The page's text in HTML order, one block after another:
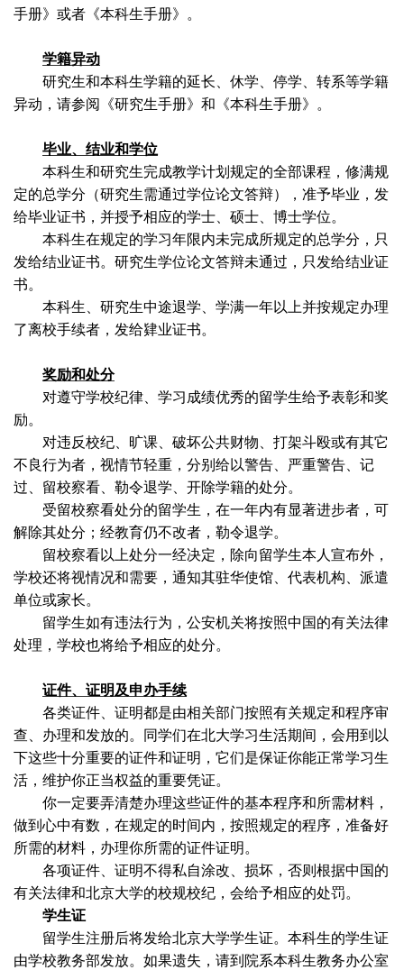
手册》或者《本科生手册》。
学籍异动
研究生和本科生学籍的延长、休学、停学、转系等学籍
异动，请参阅《研究生手册》和《本科生手册》。
毕业、结业和学位
本科生和研究生完成教学计划规定的全部课程，修满规
定的总学分（研究生需通过学位论文答辩），准予毕业，发
给毕业证书，并授予相应的学士、硕士、博士学位。
本科生在规定的学习年限内未完成所规定的总学分，只
发给结业证书。研究生学位论文答辩未通过，只发给结业证
书。
本科生、研究生中途退学、学满一年以上并按规定办理
了离校手续者，发给肄业证书。
奖励和处分
对遵守学校纪律、学习成绩优秀的留学生给予表彰和奖
励。
对违反校纪、旷课、破坏公共财物、打架斗殴或有其它
不良行为者，视情节轻重，分别给以警告、严重警告、记
过、留校察看、勒令退学、开除学籍的处分。
受留校察看处分的留学生，在一年内有显著进步者，可
解除其处分；经教育仍不改者，勒令退学。
留校察看以上处分一经决定，除向留学生本人宣布外，
学校还将视情况和需要，通知其驻华使馆、代表机构、派遣
单位或家长。
留学生如有违法行为，公安机关将按照中国的有关法律
处理，学校也将给予相应的处分。
证件、证明及申办手续
各类证件、证明都是由相关部门按照有关规定和程序审
查、办理和发放的。同学们在北大学习生活期间，会用到以
下这些十分重要的证件和证明，它们是保证你能正常学习生
活，维护你正当权益的重要凭证。
你一定要弄清楚办理这些证件的基本程序和所需材料，
做到心中有数，在规定的时间内，按照规定的程序，准备好
所需的材料，办理你所需的证件证明。
各项证件、证明不得私自涂改、损坏，否则根据中国的
有关法律和北京大学的校规校纪，会给予相应的处罚。
学生证
留学生注册后将发给北京大学学生证。本科生的学生证
由学校教务部发放。如果遗失，请到院系本科生教务办公室